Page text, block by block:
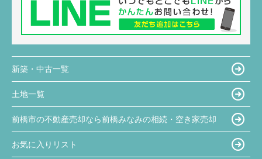
新築・中古一覧
土地一覧
前橋市の不動産売却なら前橋みなみの相続・空き家売却
お気に入りリスト